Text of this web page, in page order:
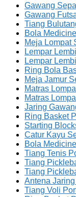
Gawang
Gawang
Tiang
Bola
Meja Lompat
Lempar
Lempar
Ring Bola
Meja Jamur
Matras
Matras
Jaring
Ring Basket
Starting
Catur Kayu
Bola
Tiang Tenis
Tiang
Tiang
Antena
Tiang Voli